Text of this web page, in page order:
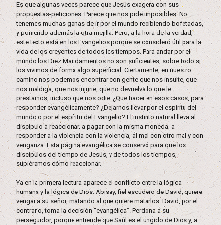
Es que algunas veces parece que Jesús exagera con sus
propuestas-peticiones. Parece que nos pide imposibles. No
tenemos muchas ganas de ir por el mundo recibiendo bofetadas,
y poniendo además la otra mejilla. Pero, a la hora de la verdad,
este texto está en los Evangelios porque se consideró útil para la
vida de los creyentes de todos los tiempos. Para andar por el
mundo los Diez Mandamientos no son suficientes, sobre todo si
los vivimos de forma algo superficial. Ciertamente, en nuestro
camino nos podemos encontrar con gente que nos insulte, que
nos maldiga, que nos injurie, que no devuelva lo que le
prestamos, incluso que nos odie. ¿Qué hacer en esos casos, para
responder evangélicamente? ¿Dejarnos llevar por el espíritu del
mundo o por el espíritu del Evangelio? El instinto natural lleva al
discípulo a reaccionar, a pagar con la misma moneda, a
responder a la violencia con la violencia, al mal con otro mal y con
venganza. Esta página evangélica se conservó para que los
discípulos del tiempo de Jesús, y de todos los tiempos,
supiéramos cómo reaccionar.
Ya en la primera lectura aparece el conflicto entre la lógica
humana y la lógica de Dios. Abisay, fiel escudero de David, quiere
vengar a su señor, matando al que quiere matarlos. David, por el
contrario, toma la decisión “evangélica”. Perdona a su
perseguidor, porque entiende que Saúl es el ungido de Dios y, a